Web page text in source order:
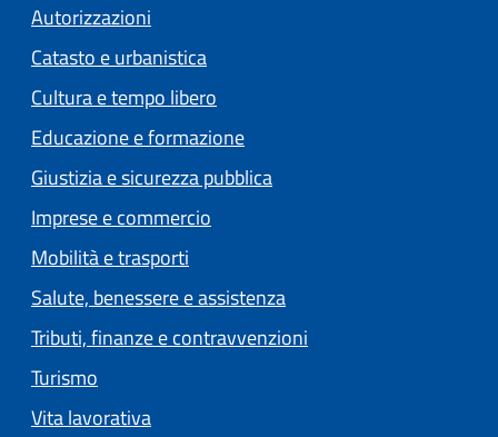
Autorizzazioni
Catasto e urbanistica
Cultura e tempo libero
Educazione e formazione
Giustizia e sicurezza pubblica
Imprese e commercio
Mobilità e trasporti
Salute, benessere e assistenza
Tributi, finanze e contravvenzioni
Turismo
Vita lavorativa